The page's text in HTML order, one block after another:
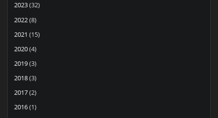
2023(32)
2022(8)
2021 (15)
2020(4)
2019(3)
2018(3)
2017(2)
2016(1)